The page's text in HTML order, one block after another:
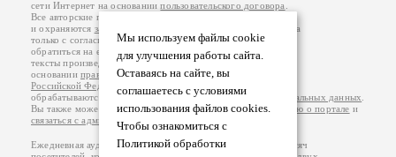
Мы используем файлы cookie
для улучшения работы сайта.
Оставаясь на сайте, вы
соглашаетесь с условиями
использования файлов cookies.
Чтобы ознакомиться с
Политикой обработки
сети Интернет на основаниипользовательского договора
Все авторские права на произведения принадлежат авторам
и охраняются законом
. Перепечатка произведений возможна
только с согласия его автора, к которому вы можете
обратиться на его авторской странице. Ответственность за
тексты произведений авторы несут самостоятельно на
основанииправил публикацииизаконодательства
Российской Федерации
обрабатываются на основанииПолитики обработки персональных данных
Вы также можете посмотреть более подробнуюинформацию о портале и
связаться с администрацией
Ежедневная аудитория портала Стихи.ру – порядка 200 тысяч